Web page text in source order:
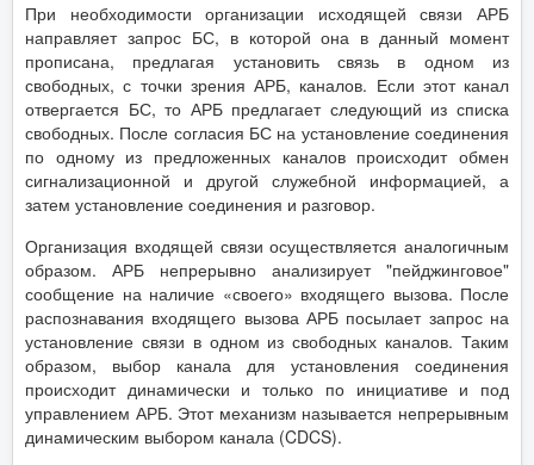
При необходимости организации исходящей связи АРБ
направляет запрос БС, в которой она в данный момент
прописана, предлагая установить связь в одном из
свободных, с точки зрения АРБ, каналов. Если этот канал
отвергается БС, то АРБ предлагает следующий из списка
свободных. После согласия БС на установление соединения
по одному из предложенных каналов происходит обмен
сигнализационной и другой служебной информацией, а
затем установление соединения и разговор.
Организация входящей связи осуществляется аналогичным
образом. АРБ непрерывно анализирует "пейджинговое"
сообщение на наличие «своего» входящего вызова. После
распознавания входящего вызова АРБ посылает запрос на
установление связи в одном из свободных каналов. Таким
образом, выбор канала для установления соединения
происходит динамически и только по инициативе и под
управлением АРБ. Этот механизм называется непрерывным
динамическим выбором канала (CDCS).